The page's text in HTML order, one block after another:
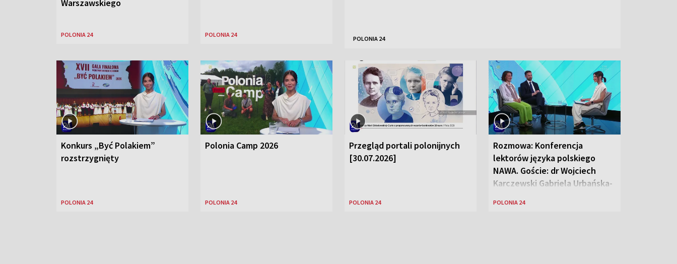
Warszawskiego
POLONIA 24 POLONIA 24
POLONIA 24
Konkurs „Być Polakiem”
rozstrzygnięty
POLONIA 24
Polonia Camp 2026
POLONIA 24
Przegląd portali polonijnych
[30.07.2026]
POLONIA 24
Rozmowa: Konferencja
lektorów języka polskiego
NAWA. Goście: dr Wojciech
Karczewski Gabriela Urbańska-
POLONIA 24